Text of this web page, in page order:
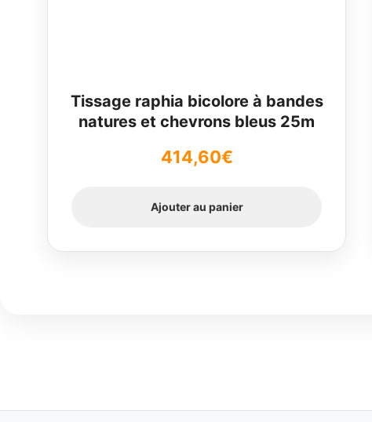
Tissage raphia bicolore à bandes
natures et chevrons bleus 25m
414,60€
Ajouter au panier